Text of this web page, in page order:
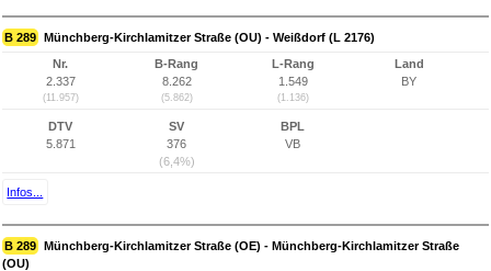
B 289 Münchberg-Kirchlamitzer Straße (OU) - Weißdorf (L 2176)
Nr.
2.337
(11.957)
B-Rang
8.262
(5.862)
L-Rang
1.549
(1.136)
Land
BY
DTV
5.871
SV
376
(6,4%)
BPL
VB
Infos...
B 289 Münchberg-Kirchlamitzer Straße (OE) - Münchberg-Kirchlamitzer Straße
(OU)